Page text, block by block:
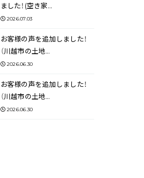
ました！(空き家…
2026.07.03
お客様の声を追加しました！
（川越市の土地…
2026.06.30
お客様の声を追加しました！
（川越市の土地…
2026.06.30